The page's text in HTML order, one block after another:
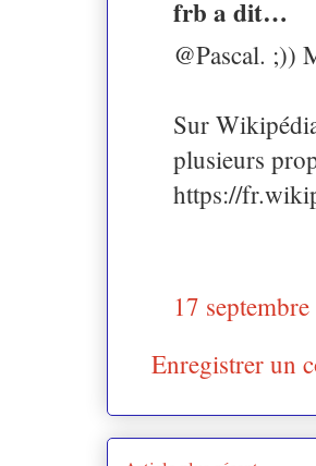
frb a dit…
@Pascal. ;))
Sur
plusieurs
https://
17
Enregistrer un